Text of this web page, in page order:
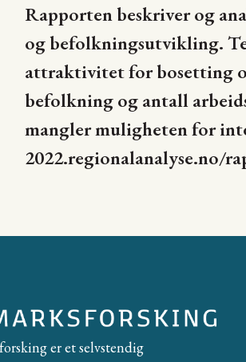
Rapporten beskriver og
og befolkningsutvikling.
attraktivitet for bosetting
befolkning og antall
mangler muligheten for
2022.regionalanalyse.no/
er et selvstendig